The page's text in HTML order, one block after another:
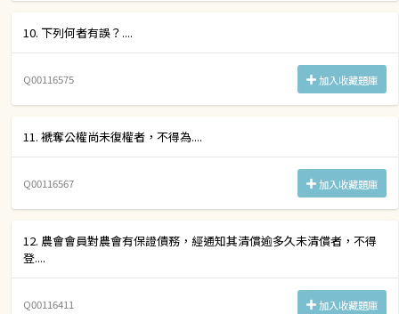
10. 下列何者有誤？....
Q00116575 加入收藏題庫
11. 褫奪公權尚未復權者，不得為....
Q00116567 加入收藏題庫
12. 農會會員對農會有保證債務，經通知其清償逾多久未清償者，不得
登....
Q00116411 加入收藏題庫